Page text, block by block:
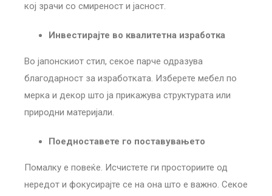
кој зрачи со смиреност и јасност.
Инвестирајте во квалитетна изработка
Во јапонскиот стил, секое парче одразува
благодарност за изработката. Изберете мебел по
мерка и декор што ја прикажува структурата или
природни материјали.
Поедноставете го поставувањето
Помалку е повеќе. Исчистете ги просториите од
нередот и фокусирајте се на она што е важно. Секое